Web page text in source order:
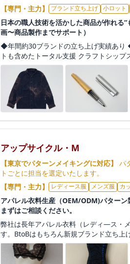
【専門・主力】
ブランド立ち上げ 小ロット
日本の職人技術を活かした商品が作れる
画〜商品製作までサポート）
◆年間約30ブランドの立ち上げ実績あり
トも含めたトータル支援 クラフトシッ
アップサイクル・M
【東京でパターンメイキングに対応】
パ
トごとに担当を選定いたします。
【専門・主力】
レディース服 メンズ服 カ
アパレル衣料生産（OEM/ODM)パター
まずはご相談ください。
弊社は長年アパレル衣料（レディ―ス・
す。BtoBはもちろん新規ブランド立ち上